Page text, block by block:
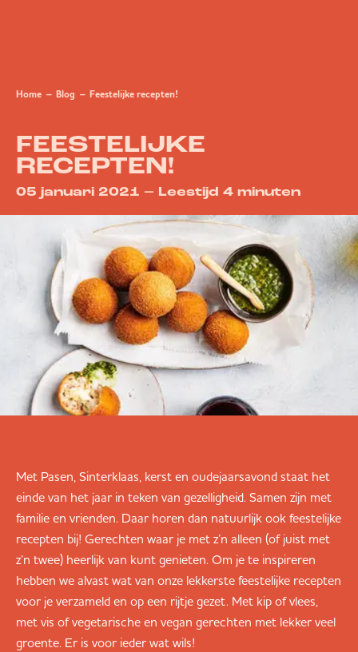
Home Blog Feestelijke recepten!
FEESTELIJKE
RECEPTEN!
05 januari 2021 – Leestijd 4 minuten
Met Pasen, Sinterklaas, kerst en oudejaarsavond staat het
einde van het jaar in teken van gezelligheid. Samen zijn met
familie en vrienden. Daar horen dan natuurlijk ook feestelijke
recepten bij! Gerechten waar je met z’n alleen (of juist met
z’n twee) heerlijk van kunt genieten. Om je te inspireren
hebben we alvast wat van onze lekkerste feestelijke recepten
voor je verzameld en op een rijtje gezet. Met kip of vlees,
met vis of vegetarische en vegan gerechten met lekker veel
groente. Er is voor ieder wat wils!